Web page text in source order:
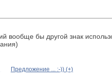
вообще бы другой знак
Предложение ... :-)) (+)